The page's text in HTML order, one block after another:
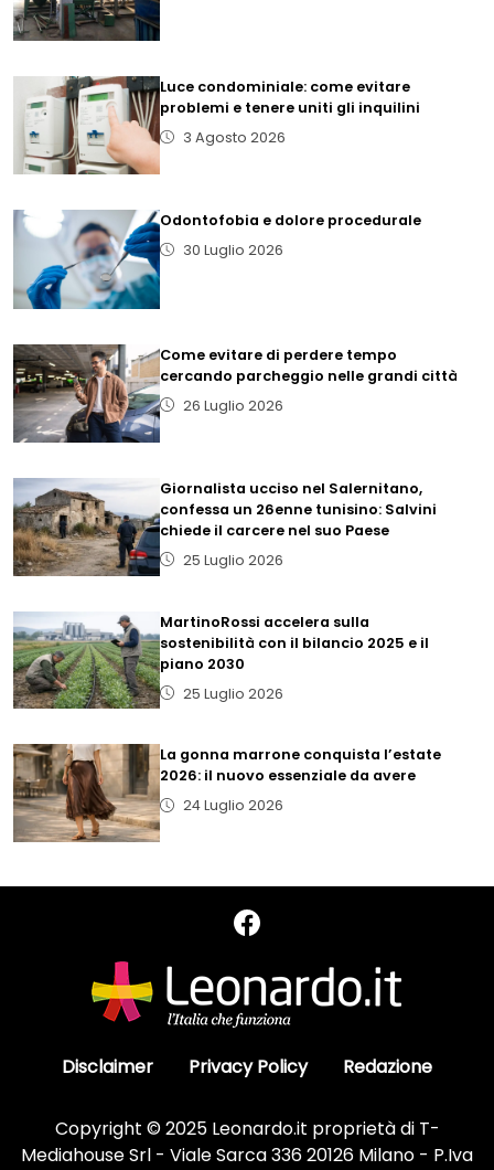
Luce condominiale: come evitare
problemi e tenere uniti gli inquilini
3 Agosto 2026
Odontofobia e dolore procedurale
30 Luglio 2026
Come evitare di perdere tempo
cercando parcheggio nelle grandi città
26 Luglio 2026
Giornalista ucciso nel Salernitano,
confessa un 26enne tunisino: Salvini
chiede il carcere nel suo Paese
25 Luglio 2026
MartinoRossi accelera sulla
sostenibilità con il bilancio 2025 e il
piano 2030
25 Luglio 2026
La gonna marrone conquista l’estate
2026: il nuovo essenziale da avere
24 Luglio 2026
Disclaimer Privacy Policy Redazione
Copyright © 2025 Leonardo.it proprietà di T-
Mediahouse Srl - Viale Sarca 336 20126 Milano - P.Iva